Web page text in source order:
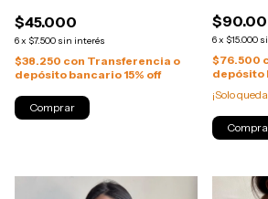
$45.000
6x $7.500 sin interés
$38.250 con Transferencia o
depósito bancario 15% off
Comprar
6x $15.000
$76.500
depósito
¡Solo